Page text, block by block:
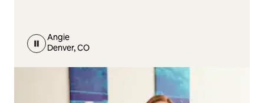
Angie
Denver, CO